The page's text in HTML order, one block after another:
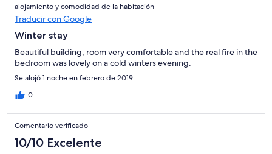
alojamiento y comodidad de la habitación
Traducir con Google
Winter stay
Beautiful building, room very comfortable and the real fire in the
bedroom was lovely on a cold winters evening.
Se alojó 1 noche en febrero de 2019
0
Comentario verificado
10/10 Excelente